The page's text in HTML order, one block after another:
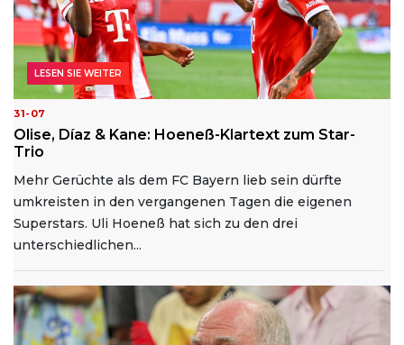
31-07
Olise, Díaz & Kane: Hoeneß-Klartext zum Star-
Trio
Mehr Gerüchte als dem FC Bayern lieb sein dürfte
umkreisten in den vergangenen Tagen die eigenen
Superstars. Uli Hoeneß hat sich zu den drei
unterschiedlichen...
LESEN SIE WEITER